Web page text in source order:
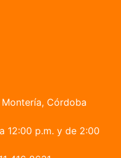
Córdoba
12:00 p.m. y de 2:00